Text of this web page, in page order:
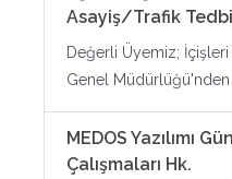
Asayiş/Trafik
Değerli Üyemiz; İçişleri
Genel Müdürlüğü'nden
MEDOS Yazılımı
Çalışmaları Hk.